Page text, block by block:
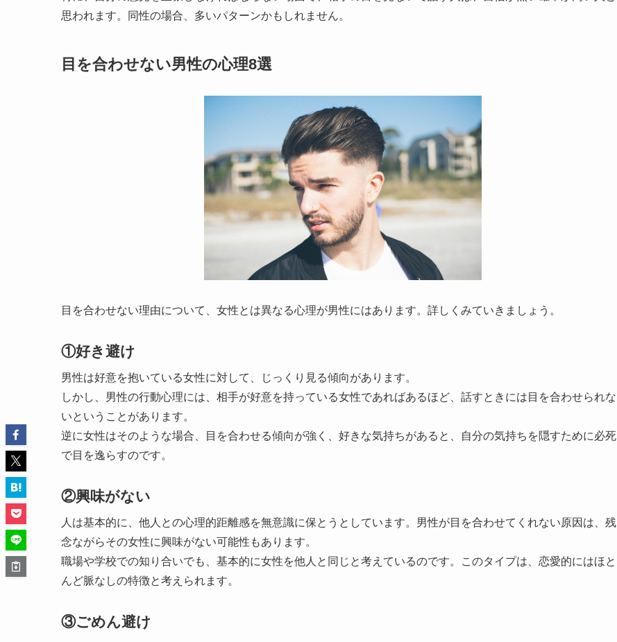
思われます。同性の場合、多いパターンかもしれません。
目を合わせない男性の心理8選
目を合わせない理由について、女性とは異なる心理が男性にはあります。詳しくみていきましょう。
①好き避け
男性は好意を抱いている女性に対して、じっくり見る傾向があります。
しかし、男性の行動心理には、相手が好意を持っている女性であればあるほど、話すときには目を合わせられな
いということがあります。
逆に女性はそのような場合、目を合わせる傾向が強く、好きな気持ちがあると、自分の気持ちを隠すために必死
で目を逸らすのです。
②興味がない
人は基本的に、他人との心理的距離感を無意識に保とうとしています。男性が目を合わせてくれない原因は、残
念ながらその女性に興味がない可能性もあります。
職場や学校での知り合いでも、基本的に女性を他人と同じと考えているのです。このタイプは、恋愛的にはほと
んど脈なしの特徴と考えられます。
③ごめん避け